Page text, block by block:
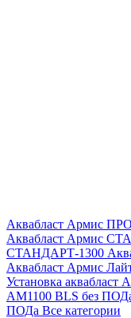
Аквабласт Армис ПРО
Аквабласт Армис
СТАНДАРТ-1300
Аквабласт Армис
Установка
AM1100 BLS без
ПОДа Все категории